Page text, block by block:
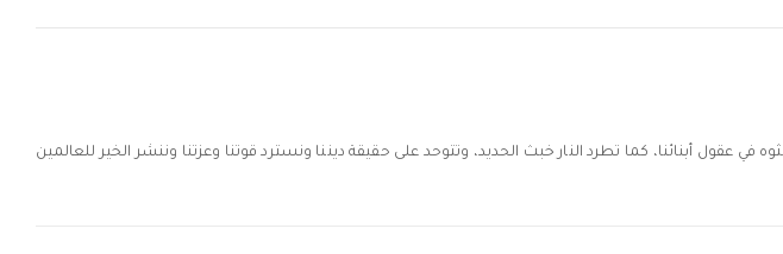
عقول أبنائنا، كما تطرد النار خبث الحديد، وتتوحد على حقيقة ديننا ونسترد قوتنا وعزتنا وننشر الخير للعالمين